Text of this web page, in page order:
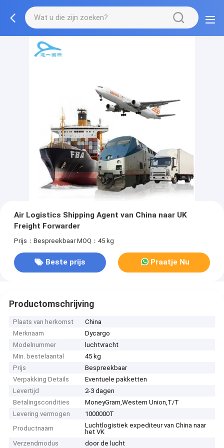
Air Logistics Shipping Agent van China naar UK
Freight Forwarder
Prijs：Bespreekbaar MOQ：45 kg
Beste prijs Praatje Nu
Productomschrijving
Plaats van herkomst
China
Merknaam
Dycargo
Modelnummer
luchtvracht
Min. bestelaantal
45 kg
Prijs
Bespreekbaar
Verpakking Details
Eventuele pakketten
Levertijd
2-3 dagen
Betalingscondities
MoneyGram,Western Union,T/T
Levering vermogen
1000000T
Productnaam
Luchtlogistiek expediteur van China naar
het VK
Verzendmodus
door de lucht